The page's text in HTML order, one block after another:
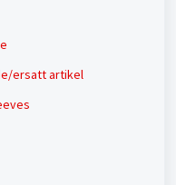
ersatt artikel